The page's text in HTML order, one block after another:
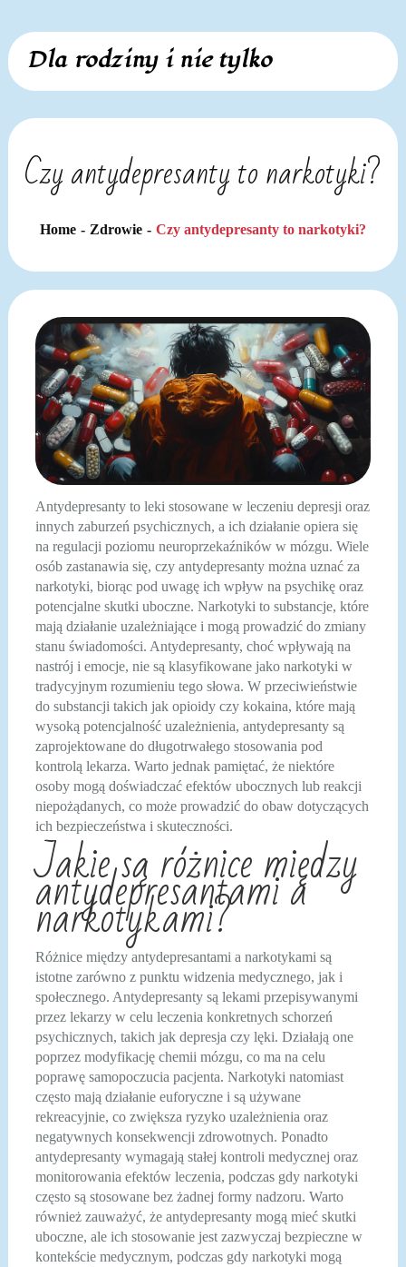
Skip
content
Dla rodziny i nie tylko
Czy antydepresanty to narkotyki?
Home Zdrowie Czy antydepresanty to narkotyki?
Antydepresanty to leki stosowane w leczeniu depresji oraz
innych zaburzeń psychicznych, a ich działanie opiera się
na regulacji poziomu neuroprzekaźników w mózgu. Wiele
osób zastanawia się, czy antydepresanty można uznać za
narkotyki, biorąc pod uwagę ich wpływ na psychikę oraz
potencjalne skutki uboczne. Narkotyki to substancje, które
mają działanie uzależniające i mogą prowadzić do zmiany
stanu świadomości. Antydepresanty, choć wpływają na
nastrój i emocje, nie są klasyfikowane jako narkotyki w
tradycyjnym rozumieniu tego słowa. W przeciwieństwie
do substancji takich jak opioidy czy kokaina, które mają
wysoką potencjalność uzależnienia, antydepresanty są
zaprojektowane do długotrwałego stosowania pod
kontrolą lekarza. Warto jednak pamiętać, że niektóre
osoby mogą doświadczać efektów ubocznych lub reakcji
niepożądanych, co może prowadzić do obaw dotyczących
ich bezpieczeństwa i skuteczności.
Jakie są różnice między
antydepresantami a
narkotykami?
Różnice między antydepresantami a narkotykami są
istotne zarówno z punktu widzenia medycznego, jak i
społecznego. Antydepresanty są lekami przepisywanymi
przez lekarzy w celu leczenia konkretnych schorzeń
psychicznych, takich jak depresja czy lęki. Działają one
poprzez modyfikację chemii mózgu, co ma na celu
poprawę samopoczucia pacjenta. Narkotyki natomiast
często mają działanie euforyczne i są używane
rekreacyjnie, co zwiększa ryzyko uzależnienia oraz
negatywnych konsekwencji zdrowotnych. Ponadto
antydepresanty wymagają stałej kontroli medycznej oraz
monitorowania efektów leczenia, podczas gdy narkotyki
często są stosowane bez żadnej formy nadzoru. Warto
również zauważyć, że antydepresanty mogą mieć skutki
uboczne, ale ich stosowanie jest zazwyczaj bezpieczne w
kontekście medycznym, podczas gdy narkotyki mogą